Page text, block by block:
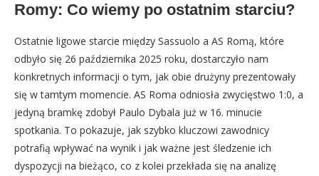
Romy: Co wiemy po ostatnim starciu?
Ostatnie ligowe starcie między Sassuolo a AS Romą, które
odbyło się 26 października 2025 roku, dostarczyło nam
konkretnych informacji o tym, jak obie drużyny prezentowały
się w tamtym momencie. AS Roma odniosła zwycięstwo 1:0, a
jedyną bramkę zdobył Paulo Dybala już w 16. minucie
spotkania. To pokazuje, jak szybko kluczowi zawodnicy
potrafią wpływać na wynik i jak ważne jest śledzenie ich
dyspozycji na bieżąco, co z kolei przekłada się na analizę